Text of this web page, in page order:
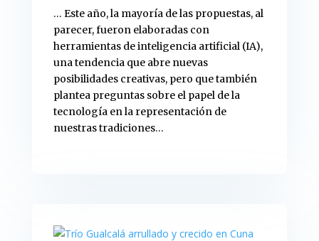
… Este año, la mayoría de las propuestas, al
parecer, fueron elaboradas con
herramientas de inteligencia artificial (IA),
una tendencia que abre nuevas
posibilidades creativas, pero que también
plantea preguntas sobre el papel de la
tecnología en la representación de
nuestras tradiciones…